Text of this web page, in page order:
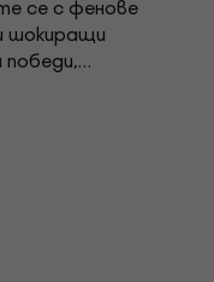
се с фенове
шокиращи